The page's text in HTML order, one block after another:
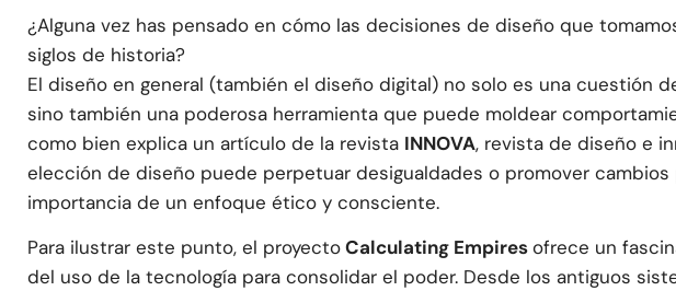
¿Alguna vez has pensado en cómo las decisiones de diseño que
siglos de historia?
El diseño en general (también el diseño digital) no solo es una cuestión
sino también una poderosa herramienta que puede moldear
como bien explica un artículo de la revista INNOVA, revista de diseño e
elección de diseño puede perpetuar desigualdades o promover
importancia de un enfoque ético y consciente.
Para ilustrar este punto, el proyectoCalculating Empiresofrece un
del uso de la tecnología para consolidar el poder. Desde los antiguos